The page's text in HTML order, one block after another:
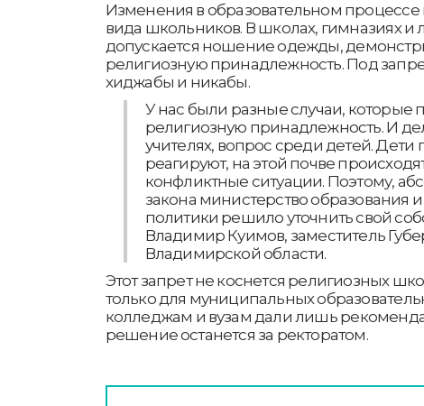
Изменения в образовательном
вида школьников. В школах, гимназиях и
допускается ношение одежды,
религиозную принадлежность. Под
хиджабы и никабы.
У нас были разные случаи, которые
религиозную принадлежность. И
учителях, вопрос среди детей. Дети
реагируют, на этой почве
конфликтные ситуации. Поэтому,
закона министерство образования
политики решило уточнить свой
Владимир Куимов, заместитель
Владимирской области.
Этот запрет не коснется религиозных
только для муниципальных
колледжам и вузам дали лишь
решение останется за ректоратом.